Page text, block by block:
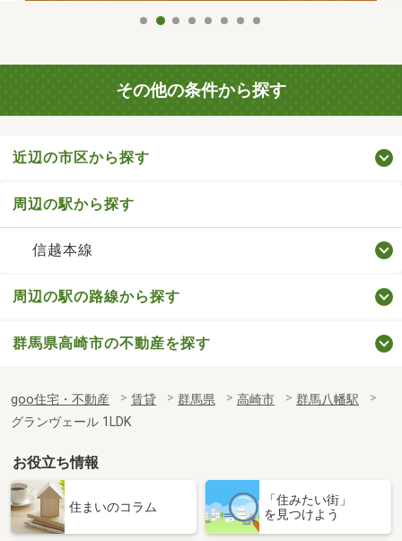
その他の条件から探す
近辺の市区から探す
周辺の駅から探す
信越本線
周辺の駅の路線から探す
群馬県高崎市の不動産を探す
goo住宅・不動産 賃貸 群馬県 高崎市
群馬八幡駅
グランヴェール 1LDK
お役立ち情報
住まいのコラム
「住みたい街」
を見つけよう